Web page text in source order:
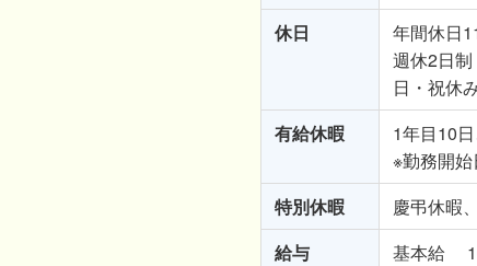
休日
年間休日
週休2日制
日・祝休
有給休暇
1年目10
※勤務開
特別休暇
慶弔休暇
給与
基本給